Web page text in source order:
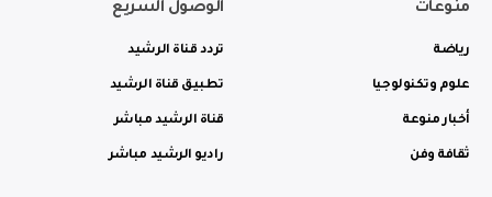
منوعات
رياضة
علوم وتكنولوجيا
أخبار منوعة
ثقافة وفن
الوصول السريع
تردد قناة الرشيد
تطبيق قناة الرشيد
قناة الرشيد مباشر
راديو الرشيد مباشر